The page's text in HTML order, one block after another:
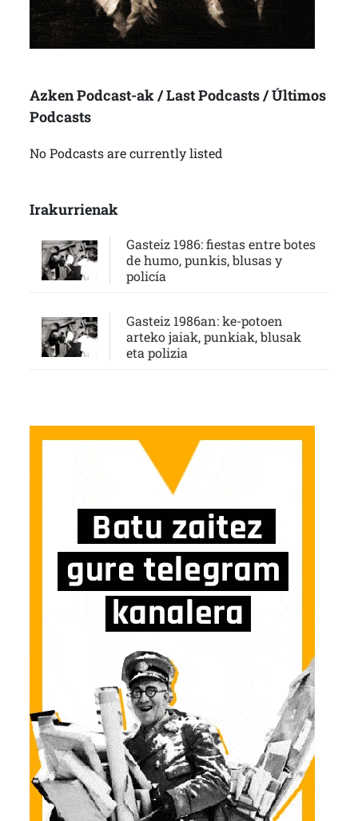
Azken Podcast-ak / Last Podcasts / Últimos
Podcasts
No Podcasts are currently listed
Irakurrienak
Gasteiz 1986: fiestas entre botes
de humo, punkis, blusas y
policía
Gasteiz 1986an: ke-potoen
arteko jaiak, punkiak, blusak
eta polizia